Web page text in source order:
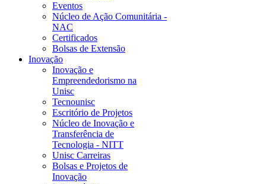
Eventos
Núcleo de Ação Comunitária -
NAC
Certificados
Bolsas de Extensão
Inovação
Inovação e
Empreendedorismo na
Unisc
Tecnounisc
Escritório de Projetos
Núcleo de Inovação e
Transferência de
Tecnologia - NITT
Unisc Carreiras
Bolsas e Projetos de
Inovação